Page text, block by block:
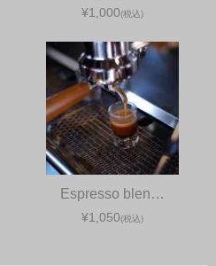
¥1,000(税込)
Espresso blen…
¥1,050(税込)